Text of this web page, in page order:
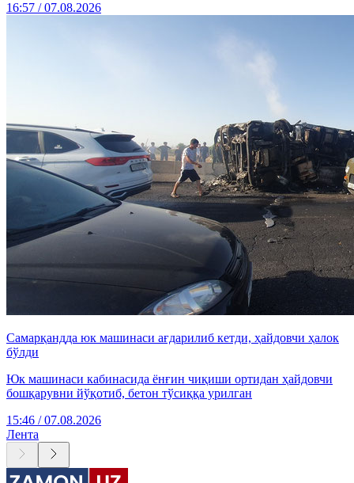
16:57 / 07.08.2026
Самарқандда юк машинаси ағдарилиб кетди, ҳайдовчи ҳалок
бўлди
Юк машинаси кабинасида ёнғин чиқиши ортидан ҳайдовчи
бошқарувни йўқотиб, бетон тўсиққа урилган
15:46 / 07.08.2026
Лента